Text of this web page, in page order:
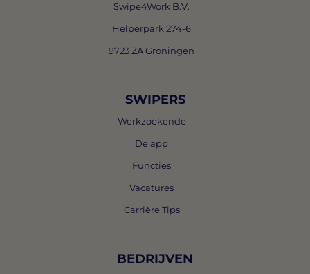
Swipe4Work B.V.
Helperpark 274-6
9723 ZA Groningen
SWIPERS
Werkzoekende
De app
Functies
Vacatures
Carrière Tips
BEDRIJVEN